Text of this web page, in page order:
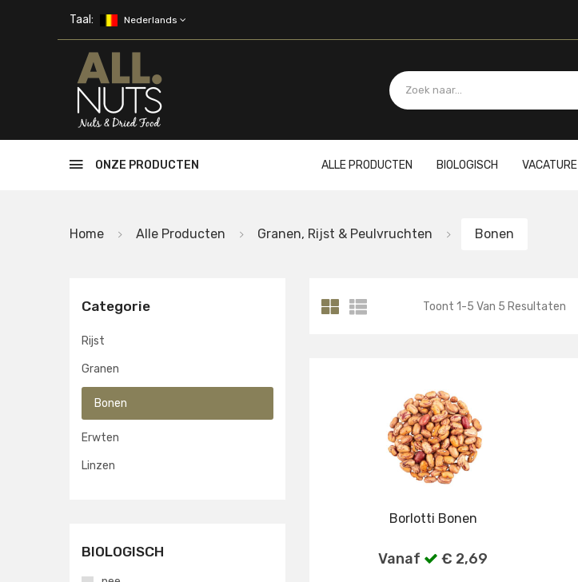
Taal: Nederlands
ONZE PRODUCTEN ALLE PRODUCTEN BIOLOGISCH VACATURE
Home Alle Producten Granen, Rijst & Peulvruchten Bonen
Categorie
Rijst
Granen
Bonen
Erwten
Linzen
BIOLOGISCH
Toont 1-5 Van 5 Resultaten
Borlotti Bonen
Vanaf € 2,69